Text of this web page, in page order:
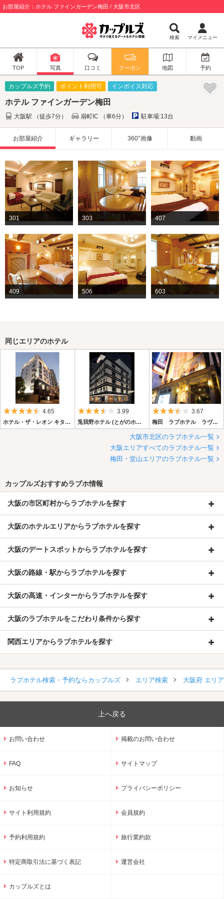
お部屋紹介：ホテル ファインガーデン梅田 / 大阪市北区
検索 マイメニュー
TOP 写真 口コミ クーポン 地図 予約
カップルズ予約 ポイント利用可 インボイス対応
ホテル ファインガーデン梅田
大阪駅 （徒歩7分） 扇町IC （車6分） 駐車場:13台
お部屋紹介 ギャラリー 360°画像 動画
301 303 407
409 506 603
同じエリアのホテル
5つ星のうち4.5
4.65
ホテル・ザ・レオン キタ店(レオキタ)【プラザアンジェログループ】
5つ星のうち3.5
3.99
兎我野ホテル (とがのホテル)
5つ星のうち
3.67
梅田 ラブホテル ラヴィアンソフト
大阪市北区のラブホテル一覧
大阪エリアすべてのラブホテル一覧
梅田・堂山エリアのラブホテル一覧
カップルズおすすめラブホ情報
大阪の市区町村からラブホテルを探す
大阪のホテルエリアからラブホテルを探す
大阪のデートスポットからラブホテルを探す
大阪の路線・駅からラブホテルを探す
大阪の高速・インターからラブホテルを探す
大阪のラブホテルをこだわり条件から探す
関西エリアからラブホテルを探す
ラブホテル検索・予約ならカップルズ エリア検索 大阪府 エリ
上へ戻る
お問い合わせ 掲載のお問い合わせ
FAQ サイトマップ
お知らせ プライバシーポリシー
サイト利用規約 会員規約
予約利用規約 旅行業約款
特定商取引法に基づく表記 運営会社
カップルズとは